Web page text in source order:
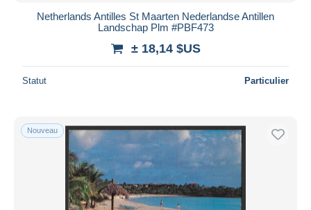
Netherlands Antilles St Maarten Nederlandse Antillen
Landschap Plm #PBF473
± 18,14 $US
Statut Particulier
Nouveau